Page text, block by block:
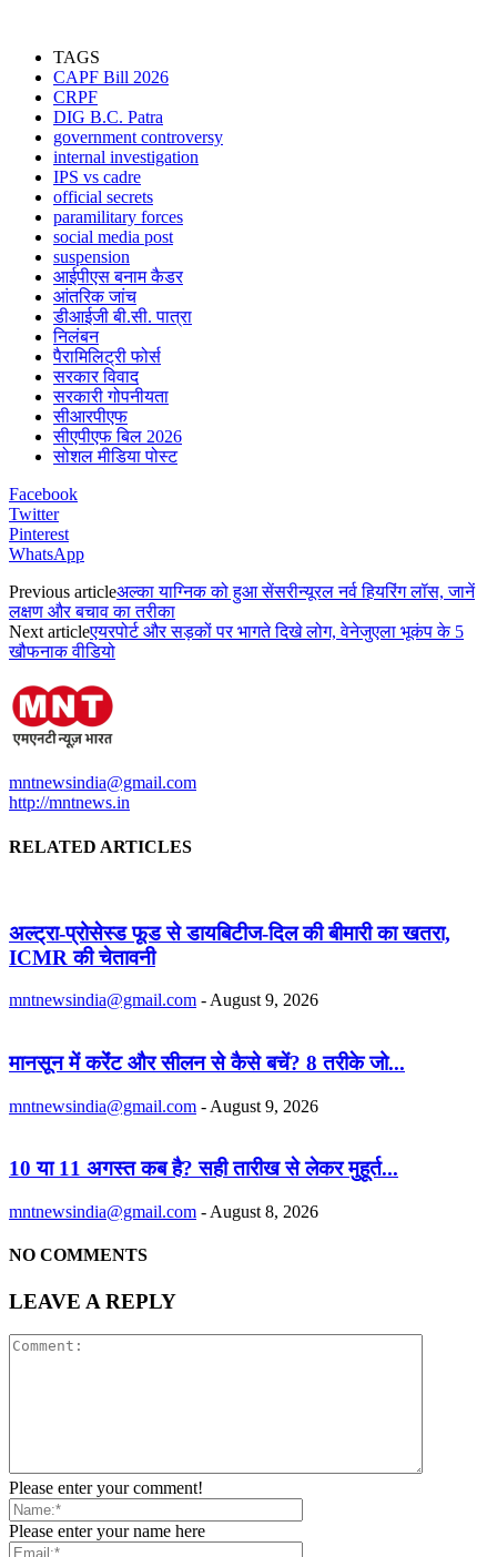
TAGS
CAPF Bill 2026
CRPF
DIG B.C. Patra
government controversy
internal investigation
IPS vs cadre
official secrets
paramilitary forces
social media post
suspension
आईपीएस बनाम कैडर
आंतरिक जांच
डीआईजी बी.सी. पात्रा
निलंबन
पैरामिलिट्री फोर्स
सरकार विवाद
सरकारी गोपनीयता
सीआरपीएफ
सीएपीएफ बिल 2026
सोशल मीडिया पोस्ट
Facebook
Twitter
Pinterest
WhatsApp
Previous articleअल्का याग्निक को हुआ सेंसरीन्यूरल नर्व हियरिंग लॉस, जानें
लक्षण और बचाव का तरीका
Next articleएयरपोर्ट और सड़कों पर भागते दिखे लोग, वेनेजुएला भूकंप के 5
खौफनाक वीडियो
mntnewsindia@gmail.com
http://mntnews.in
RELATED ARTICLES
अल्ट्रा-प्रोसेस्ड फूड से डायबिटीज-दिल की बीमारी का खतरा,
ICMR की चेतावनी
mntnewsindia@gmail.com - August 9, 2026
मानसून में करेंंट और सीलन से कैसे बचें? 8 तरीके जो...
mntnewsindia@gmail.com - August 9, 2026
10 या 11 अगस्त कब है? सही तारीख से लेकर मुहूर्त...
mntnewsindia@gmail.com - August 8, 2026
NO COMMENTS
LEAVE A REPLY
Please enter your comment!
Please enter your name here